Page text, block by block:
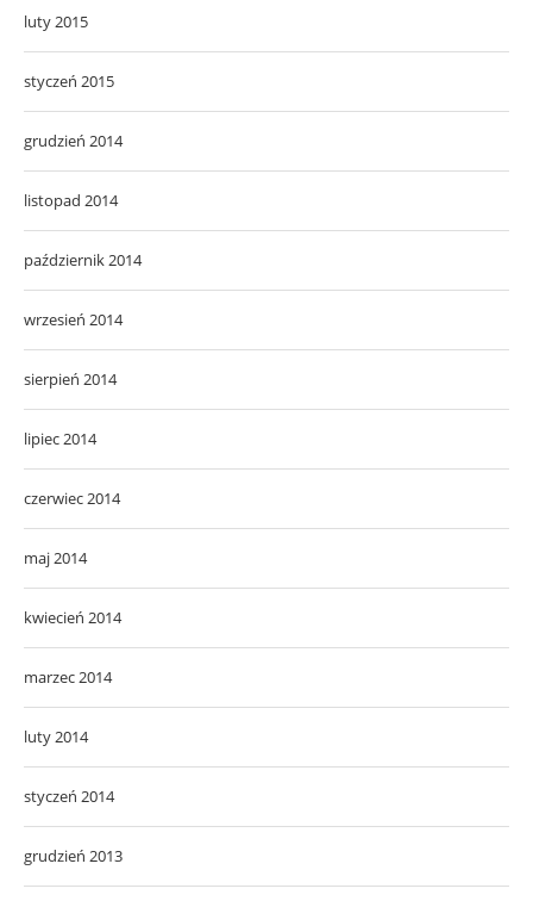
luty 2015
styczeń 2015
grudzień 2014
listopad 2014
październik 2014
wrzesień 2014
sierpień 2014
lipiec 2014
czerwiec 2014
maj 2014
kwiecień 2014
marzec 2014
luty 2014
styczeń 2014
grudzień 2013